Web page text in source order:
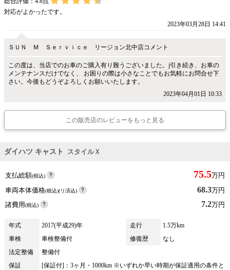
対応がよかったです。
2023年03月28日 14:41
ＳＵＮ Ｍ Ｓｅｒｖｉｃｅ リージョン北中店コメント
この度は、当店でのお車のご購入有り難うございました。j引き続き、お車の
メンテナンスだけでなく、 お困りの際は小さなことでもお気軽にお問合せ下
さい。今後もどうぞよろしくお願いいたします。
2023年04月01日 10:33
この販売店のレビューをもっと見る
ダイハツ キャスト スタイルＸ
支払総額(税込) 75.5万円
車両本体価格(税込)(リ済込) 68.3万円
諸費用(税込) 7.2万円
年式 2017(平成29)年 走行
1.5万km
車検
車検整備付 修復歴
なし
法定整備
整備付
保証
[保証付]：3ヶ月・1000km ※いずれか早い時期が保証適用の条件と